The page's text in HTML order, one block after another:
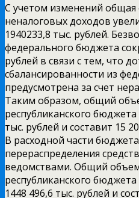
С учетом изменений общая
неналоговых доходов
1940233,8 тыс. рублей.
федерального бюджета
рублей в связи с тем, что
сбалансированности из
предусмотрена за счет
Таким образом, общий
республиканского
тыс. рублей и составит 15
В расходной части
перераспределения
ведомствами. Общий
республиканского
1448 496,6 тыс. рублей и